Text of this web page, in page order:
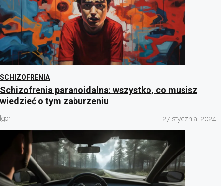
SCHIZOFRENIA
Schizofrenia paranoidalna: wszystko, co musisz
wiedzieć o tym zaburzeniu
Igor 27 stycznia, 2024